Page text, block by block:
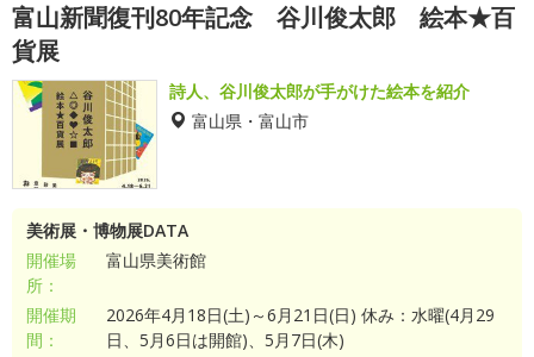
富山新聞復刊80年記念 谷川俊太郎 絵本★百
貨展
詩人、谷川俊太郎が手がけた絵本を紹介
富山県・富山市
美術展・博物展DATA
開催場
所：
富山県美術館
開催期
間：
2026年4月18日(土)～6月21日(日) 休み：水曜(4月29
日、5月6日は開館)、5月7日(木)